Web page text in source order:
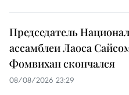
Председатель
ассамблеи Лаоса
Фомвихан скончался
08/08/2026 23:29